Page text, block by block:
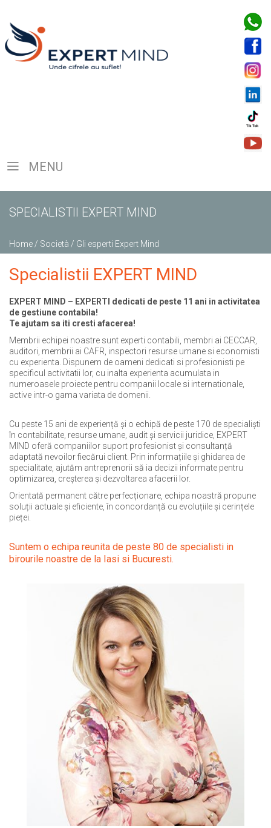
MENU
SPECIALISTII EXPERT MIND
Home / Società / Gli esperti Expert Mind
Specialistii EXPERT MIND
EXPERT MIND – EXPERTI dedicati de peste 11 ani in activitatea
de gestiune contabila!
Te ajutam sa iti cresti afacerea!
Membrii echipei noastre sunt experti contabili, membri ai CECCAR,
auditori, membrii ai CAFR, inspectori resurse umane si economisti
cu experienta. Dispunem de oameni dedicati si profesionisti pe
specificul activitatii lor, cu inalta experienta acumulata in
numeroasele proiecte pentru companii locale si internationale,
active intr-o gama variata de domenii.
Cu peste 15 ani de experiență și o echipă de peste 170 de specialiști
în contabilitate, resurse umane, audit și servicii juridice, EXPERT
MIND oferă companiilor suport profesionist și consultanță
adaptată nevoilor fiecărui client. Prin informațiile și ghidarea de
specialitate, ajutăm antreprenorii să ia decizii informate pentru
optimizarea, creșterea și dezvoltarea afacerii lor.
Orientată permanent către perfecționare, echipa noastră propune
soluții actuale și eficiente, în concordanță cu evoluțiile și cerințele
pieței.
Suntem o echipa reunita de peste 80 de specialisti in
birourile noastre de la Iasi si Bucuresti.